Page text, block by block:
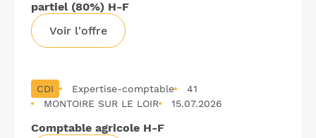
partiel (80%) H-F
Voir l'offre
CDI Expertise-comptable
41
MONTOIRE SUR LE LOIR
15.07.2026
Comptable agricole H-F